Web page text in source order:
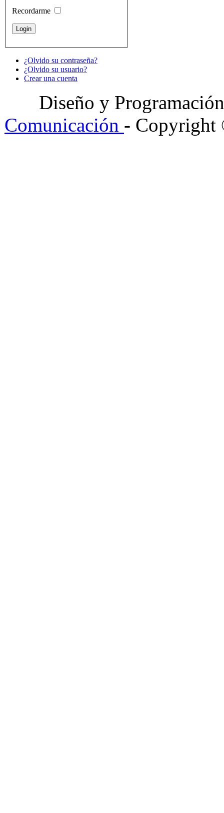
Recordarme
¿Olvido su contraseña?
¿Olvido su usuario?
Crear una cuenta
Diseño y
Comunicación - Copyright